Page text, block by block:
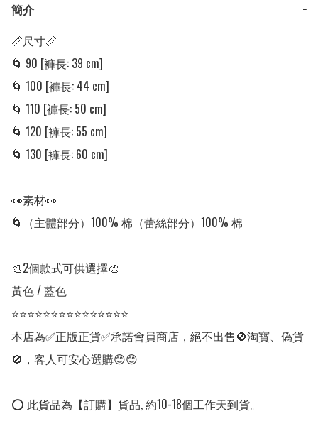
簡介
−
📏尺寸📏
🌀 90 [褲長: 39 cm]
🌀 100 [褲長: 44 cm]
🌀 110 [褲長: 50 cm]
🌀 120 [褲長: 55 cm]
🌀 130 [褲長: 60 cm]
👀素材👀
🌀（主體部分）100% 棉（蕾絲部分）100% 棉
🎨2個款式可供選擇🎨
黃色 / 藍色
⭐⭐⭐⭐⭐⭐⭐⭐⭐⭐⭐⭐⭐⭐⭐
本店為✅正版正貨✅承諾會員商店，絕不出售🚫淘寶、偽貨
🚫，客人可安心選購😊😊
⭕ 此貨品為【訂購】貨品, 約10-18個工作天到貨。